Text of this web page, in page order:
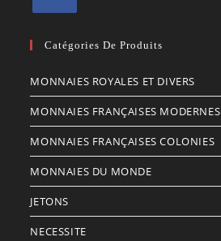
dans
nouvel
Catégories De Produits
MONNAIES ROYALES ET DIVERS
MONNAIES FRANÇAISES MODERNES
MONNAIES FRANÇAISES COLONIES
MONNAIES DU MONDE
JETONS
NECESSITE